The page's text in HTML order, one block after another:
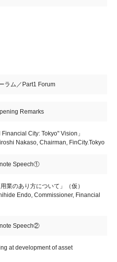
ラム／Part1 Forum
Remarks
City: Tokyo" Vision」
Nakaso, Chairman, FinCity.Tokyo
Speech①
業のあり方について」（仮）
Endo, Commissioner, Financial
Speech②
at development of asset